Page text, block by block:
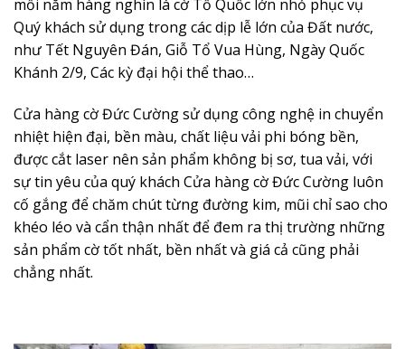
mỗi năm hàng nghìn lá cờ Tổ Quốc lớn nhỏ phục vụ
Quý khách sử dụng trong các dịp lễ lớn của Đất nước,
như Tết Nguyên Đán, Giỗ Tổ Vua Hùng, Ngày Quốc
Khánh 2/9, Các kỳ đại hội thể thao…
Cửa hàng cờ Đức Cường sử dụng công nghệ in chuyển
nhiệt hiện đại, bền màu, chất liệu vải phi bóng bền,
được cắt laser nên sản phẩm không bị sơ, tua vải, với
sự tin yêu của quý khách Cửa hàng cờ Đức Cường luôn
cố gắng để chăm chút từng đường kim, mũi chỉ sao cho
khéo léo và cẩn thận nhất để đem ra thị trường những
sản phẩm cờ tốt nhất, bền nhất và giá cả cũng phải
chẳng nhất.